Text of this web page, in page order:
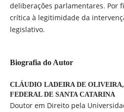
deliberações parlamentares. Por
crítica à legitimidade da
legislativo.
Biografia do Autor
CLÁUDIO LADEIRA DE OLIVEIRA,
FEDERAL DE SANTA CATARINA
Doutor em Direito pela